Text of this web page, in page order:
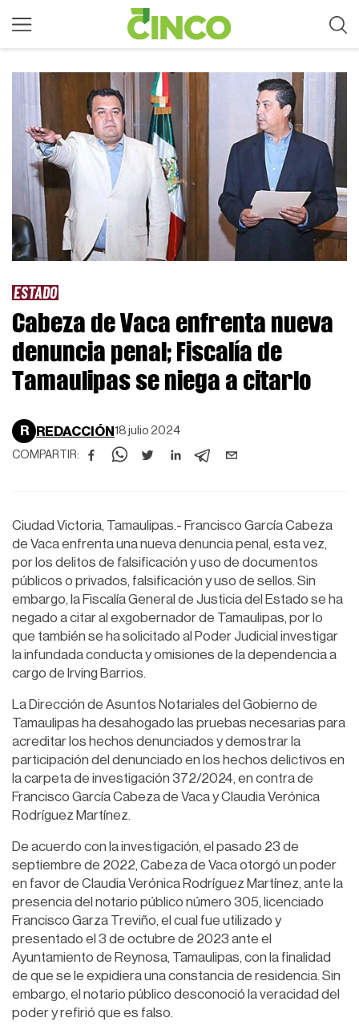
ESTADO
Cabeza de Vaca enfrenta nueva
denuncia penal; Fiscalía de
Tamaulipas se niega a citarlo
R REDACCIÓN 18 julio 2024
COMPARTIR:
Ciudad Victoria, Tamaulipas.- Francisco García Cabeza
de Vaca enfrenta una nueva denuncia penal, esta vez,
por los delitos de falsificación y uso de documentos
públicos o privados, falsificación y uso de sellos. Sin
embargo, la Fiscalía General de Justicia del Estado se ha
negado a citar al exgobernador de Tamaulipas, por lo
que también se ha solicitado al Poder Judicial investigar
la infundada conducta y omisiones de la dependencia a
cargo de Irving Barrios.
La Dirección de Asuntos Notariales del Gobierno de
Tamaulipas ha desahogado las pruebas necesarias para
acreditar los hechos denunciados y demostrar la
participación del denunciado en los hechos delictivos en
la carpeta de investigación 372/2024, en contra de
Francisco García Cabeza de Vaca y Claudia Verónica
Rodríguez Martínez.
De acuerdo con la investigación, el pasado 23 de
septiembre de 2022, Cabeza de Vaca otorgó un poder
en favor de Claudia Verónica Rodríguez Martínez, ante la
presencia del notario público número 305, licenciado
Francisco Garza Treviño, el cual fue utilizado y
presentado el 3 de octubre de 2023 ante el
Ayuntamiento de Reynosa, Tamaulipas, con la finalidad
de que se le expidiera una constancia de residencia. Sin
embargo, el notario público desconoció la veracidad del
poder y refirió que es falso.